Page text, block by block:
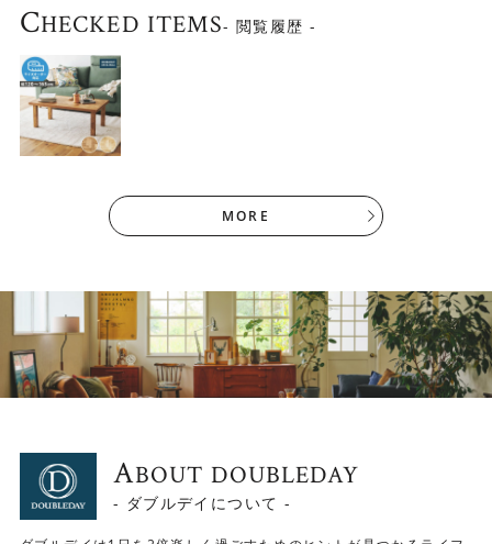
あらゆる生活スタイルに合わせた高さ
ソファに座っても、床に直接座っても使いやすい高さ設定
です。
CHECKED ITEMS- 閲覧履歴 -
MORE
ABOUT DOUBLEDAY
- ダブルデイについて -